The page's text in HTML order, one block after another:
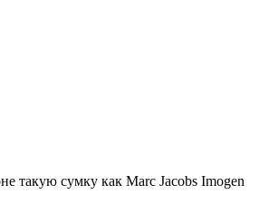
такую сумку как Marc Jacobs Imogen